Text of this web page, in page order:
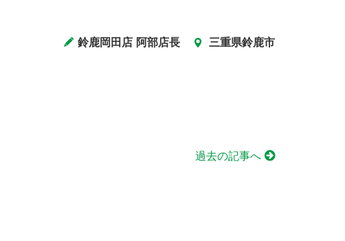
鈴鹿岡田店 阿部店長 三重県鈴鹿市
過去の記事へ